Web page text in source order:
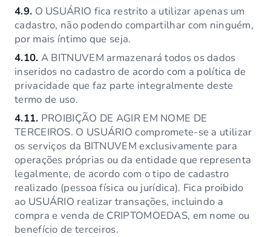
4.9. O USUÁRIO fica restrito a utilizar apenas um
cadastro, não podendo compartilhar com ninguém,
por mais íntimo que seja.
4.10. A BITNUVEM armazenará todos os dados
inseridos no cadastro de acordo com a política de
privacidade que faz parte integralmente deste
termo de uso.
4.11. PROIBIÇÃO DE AGIR EM NOME DE
TERCEIROS. O USUÁRIO compromete-se a utilizar
os serviços da BITNUVEM exclusivamente para
operações próprias ou da entidade que representa
legalmente, de acordo com o tipo de cadastro
realizado (pessoa física ou jurídica). Fica proibido
ao USUÁRIO realizar transações, incluindo a
compra e venda de CRIPTOMOEDAS, em nome ou
benefício de terceiros.